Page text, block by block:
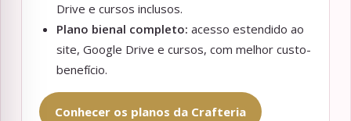
Drive e cursos inclusos.
Plano bienal completo: acesso estendido ao
site, Google Drive e cursos, com melhor custo-
benefício.
Conhecer os planos da Crafteria